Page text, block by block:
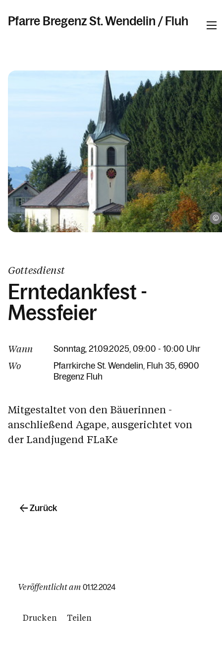
Pfarre Bregenz St. Wendelin / Fluh
Kontakt
Gottesdienst
Erntedankfest -
Messfeier
Wann Sonntag, 21.09.2025, 09:00 - 10:00 Uhr
Wo Pfarrkirche St. Wendelin Fluh 35 6900
Bregenz Fluh
Mitgestaltet von den Bäuerinnen -
anschließend Agape, ausgerichtet von
der Landjugend FLaKe
Veröffentlicht am 01.12.2024
Drucken Teilen
Zurück